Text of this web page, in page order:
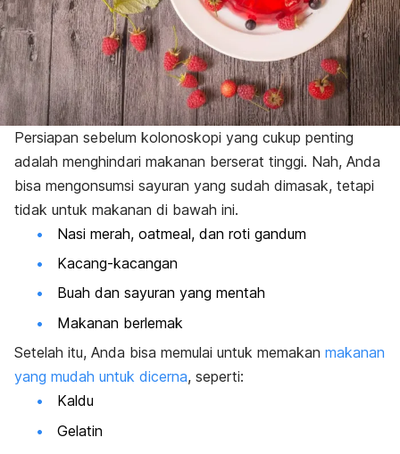
Persiapan sebelum kolonoskopi yang cukup penting
adalah menghindari makanan berserat tinggi. Nah, Anda
bisa mengonsumsi sayuran yang sudah dimasak, tetapi
tidak untuk makanan di bawah ini.
Nasi merah, oatmeal, dan roti gandum
Kacang-kacangan
Buah dan sayuran yang mentah
Makanan berlemak
Setelah itu, Anda bisa memulai untuk memakan makanan
yang mudah untuk dicerna, seperti:
Kaldu
Gelatin